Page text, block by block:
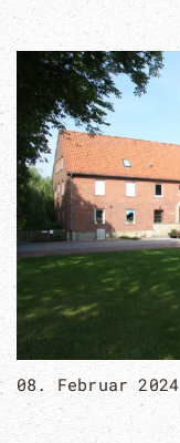
08. Februar 2024